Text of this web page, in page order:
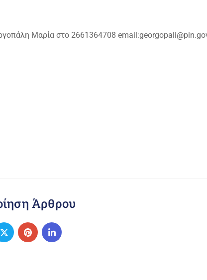
Μαρία στο 2661364708
Άρθρου